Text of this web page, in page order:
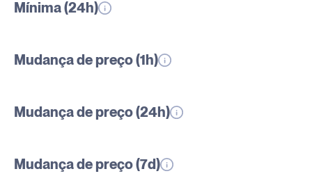
Mínima (24h)
Mudança de preço (1h)
Mudança de preço (24h)
Mudança de preço (7d)